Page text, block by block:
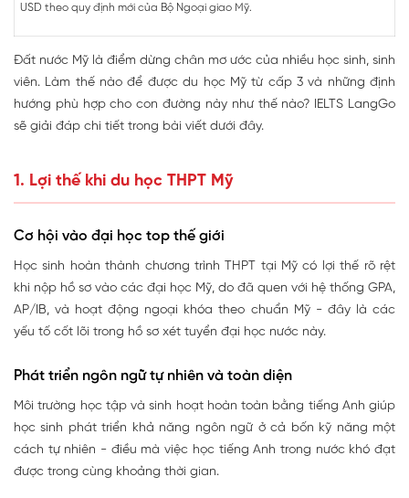
USD theo quy định mới của Bộ Ngoại giao Mỹ.
Đất nước Mỹ là điểm dừng chân mơ ước của nhiều học sinh, sinh
viên. Làm thế nào để được du học Mỹ từ cấp 3 và những định
hướng phù hợp cho con đường này như thế nào? IELTS LangGo
sẽ giải đáp chi tiết trong bài viết dưới đây.
1. Lợi thế khi du học THPT Mỹ
Cơ hội vào đại học top thế giới
Học sinh hoàn thành chương trình THPT tại Mỹ có lợi thế rõ rệt
khi nộp hồ sơ vào các đại học Mỹ, do đã quen với hệ thống GPA,
AP/IB, và hoạt động ngoại khóa theo chuẩn Mỹ - đây là các
yếu tố cốt lõi trong hồ sơ xét tuyển đại học nước này.
Phát triển ngôn ngữ tự nhiên và toàn diện
Môi trường học tập và sinh hoạt hoàn toàn bằng tiếng Anh giúp
học sinh phát triển khả năng ngôn ngữ ở cả bốn kỹ năng một
cách tự nhiên - điều mà việc học tiếng Anh trong nước khó đạt
được trong cùng khoảng thời gian.